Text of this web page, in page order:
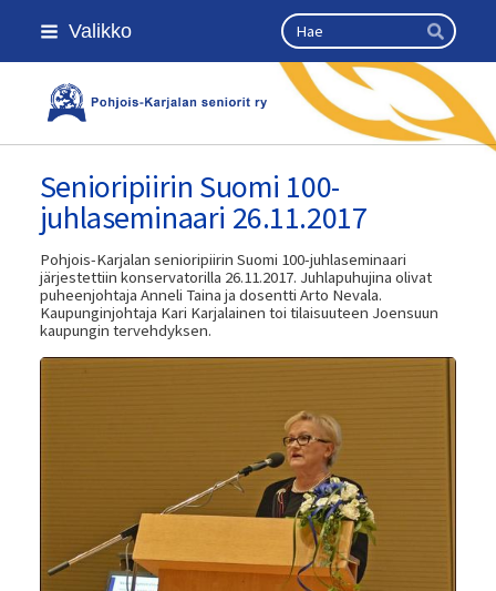
Siirry
sivun
Valikko Haku
Hae
Kansallinen senioriliitto
Senioripiirin Suomi 100-
juhlaseminaari 26.11.2017
Pohjois-Karjalan senioripiirin Suomi 100-juhlaseminaari
järjestettiin konservatorilla 26.11.2017. Juhlapuhujina olivat
puheenjohtaja Anneli Taina ja dosentti Arto Nevala.
Kaupunginjohtaja Kari Karjalainen toi tilaisuuteen Joensuun
kaupungin tervehdyksen.